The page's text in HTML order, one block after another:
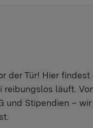
der Tür! Hier
läuft.
und Stipendien –